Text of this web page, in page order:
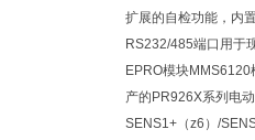
扩展的自检功能，内
RS232/485端口用于
EPRO模块
产的PR926X系列电
SENS1+（z6）/